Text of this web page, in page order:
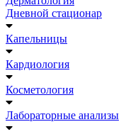
Дневной стационар
Капельницы
Кардиология
Косметология
Лабораторные анализы